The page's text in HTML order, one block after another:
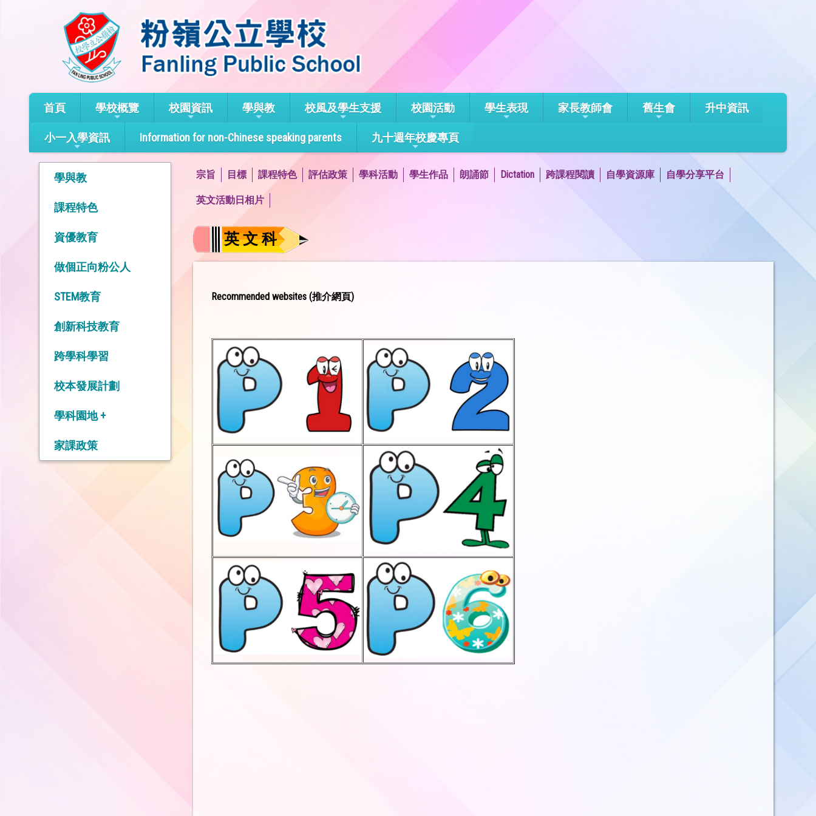
首頁 學校概覽 校園資訊 學與教 校風及學生支援 校園活動 學生表現 家長教師會 舊生會 升中資訊
小一入學資訊 Information for non-Chinese speaking parents 九十週年校慶專頁
學與教
課程特色
資優教育
做個正向粉公人
STEM教育
創新科技教育
跨學科學習
校本發展計劃
學科園地 +
中 文 科
數 學 科
家課政策
宗旨 目標 課程特色 評估政策 學科活動 學生作品 朗誦節 Dictation 跨課程閱讀 自學資源庫 自學分享平台
英文活動日相片
英 文 科
Recommended websites (推介網頁)